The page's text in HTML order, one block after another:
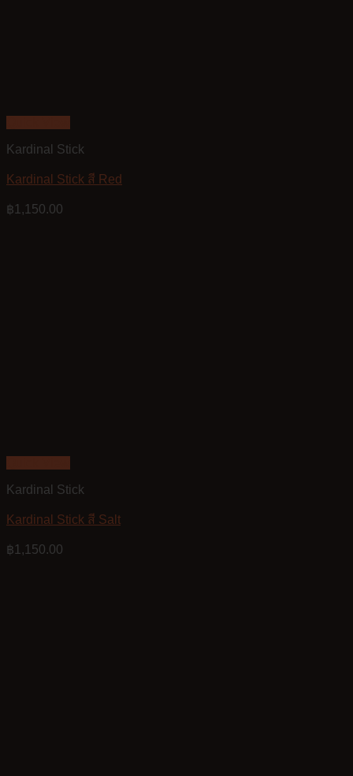
Kardinal Stick
Kardinal Stick สี Red
฿1,150.00
Kardinal Stick
Kardinal Stick สี Salt
฿1,150.00